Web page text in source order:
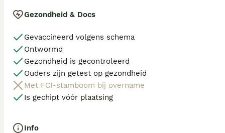
Gezondheid & Docs
Gevaccineerd volgens schema
Ontwormd
Gezondheid is gecontroleerd
Ouders zijn getest op gezondheid
Met FCI-stamboom bij overname
Is gechipt vóór plaatsing
Info